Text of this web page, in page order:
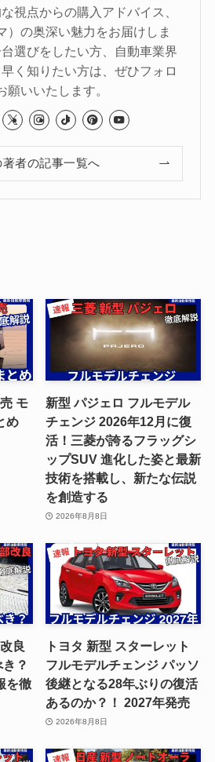
視点からの購入アドバイス、
）の奥深い魅力をお届けしま
選びをしたい方、自動車業界
く知りたい方は、ぜひフォロ
願いいたします。
著者の記事一覧へ
モ
め
新型 パジェロ フルモデル
チェンジ 2026年12月に復
活！三菱が誇るフラッグシ
ップSUV 進化した姿と最新
技術を搭載し、新たな伝説
を創造する
2026年8月8日
良
？
を徹
トヨタ 新型 スターレット
フルモデルチェンジ パッソ
後継となる28年ぶりの復活
あるのか？！ 2027年発売
2026年8月8日